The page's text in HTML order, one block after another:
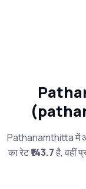
Pathanamthitta में
का रेट₹143.7है, वहीं